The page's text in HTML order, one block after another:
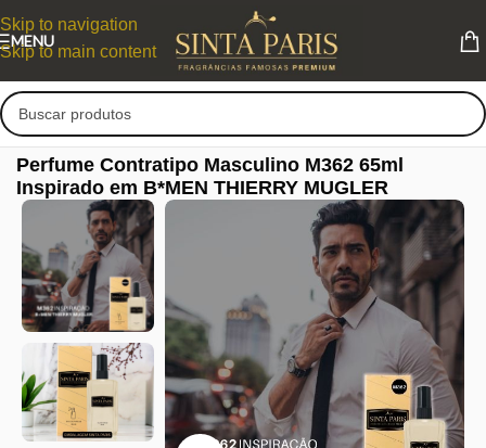
Skip to navigation
Skip to main content
MENU
Perfume Contratipo Masculino M362 65ml
Inspirado em B*MEN THIERRY MUGLER